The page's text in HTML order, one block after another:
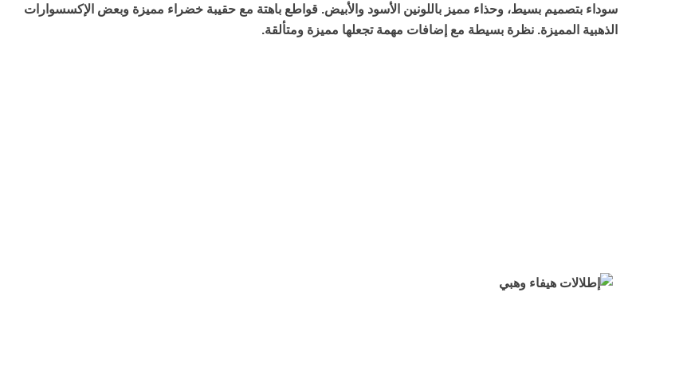
سوداء بتصميم بسيط، وحذاء مميز باللونين الأسود والأبيض. قواطع باهتة مع حقيبة خضراء مميزة وبعض الإكسسوارات
الذهبية المميزة. نظرة بسيطة مع إضافات مهمة تجعلها مميزة ومتألقة.